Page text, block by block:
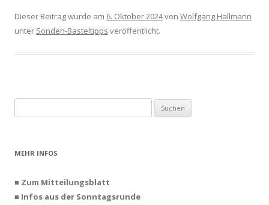
Dieser Beitrag wurde am 6. Oktober 2024von Wolfgang Hallmann
unter Sonden-Basteltipps veröffentlicht.
nach:
MEHR INFOS
■ Zum Mitteilungsblatt
■ Infos aus der Sonntagsrunde